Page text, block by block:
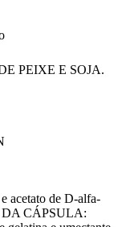
PEIXE E SOJA.
acetato de D-alfa-
DA CÁPSULA: